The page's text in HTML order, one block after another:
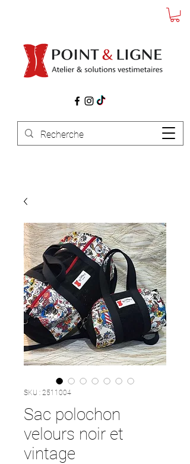
SKU : 2511004
Sac polochon
velours noir et
vintage